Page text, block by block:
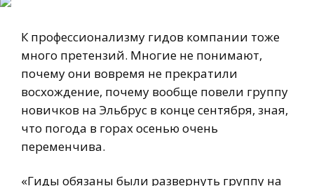
К профессионализму гидов компании тоже
много претензий. Многие не понимают,
почему они вовремя не прекратили
восхождение, почему вообще повели группу
новичков на Эльбрус в конце сентября, зная,
что погода в горах осенью очень
переменчива.
«Гиды обязаны были развернуть группу на